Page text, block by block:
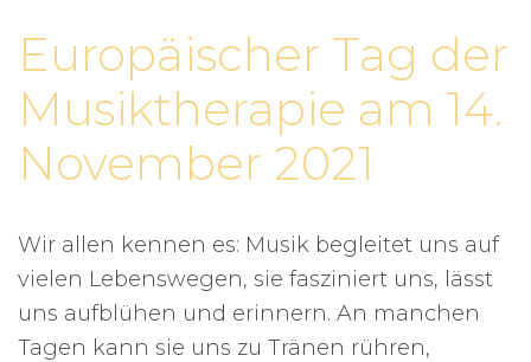
Europäischer Tag der
Musiktherapie am 14.
November 2021
Wir allen kennen es: Musik begleitet uns auf
vielen Lebenswegen, sie fasziniert uns, lässt
uns aufblühen und erinnern. An manchen
Tagen kann sie uns zu Tränen rühren,